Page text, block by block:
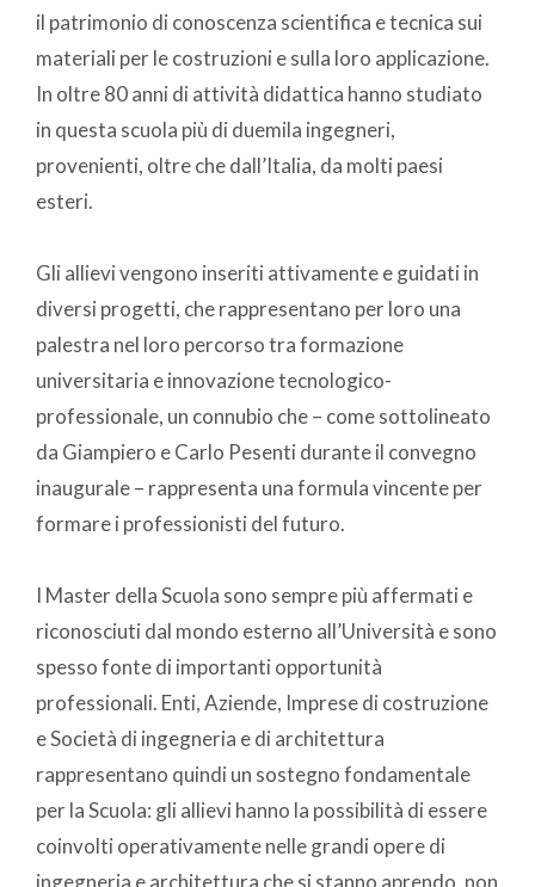
il patrimonio di conoscenza scientifica e tecnica sui
materiali per le costruzioni e sulla loro applicazione.
In oltre 80 anni di attività didattica hanno studiato
in questa scuola più di duemila ingegneri,
provenienti, oltre che dall’Italia, da molti paesi
esteri.
Gli allievi vengono inseriti attivamente e guidati in
diversi progetti, che rappresentano per loro una
palestra nel loro percorso tra formazione
universitaria e innovazione tecnologico-
professionale, un connubio che – come sottolineato
da Giampiero e Carlo Pesenti durante il convegno
inaugurale – rappresenta una formula vincente per
formare i professionisti del futuro.
I Master della Scuola sono sempre più affermati e
riconosciuti dal mondo esterno all’Università e sono
spesso fonte di importanti opportunità
professionali. Enti, Aziende, Imprese di costruzione
e Società di ingegneria e di architettura
rappresentano quindi un sostegno fondamentale
per la Scuola: gli allievi hanno la possibilità di essere
coinvolti operativamente nelle grandi opere di
ingegneria e architettura che si stanno aprendo, non